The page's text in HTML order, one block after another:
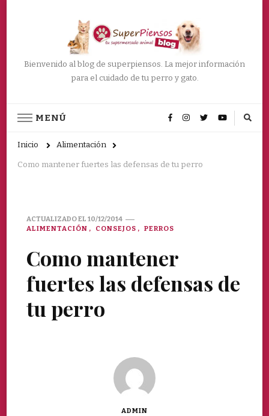
Bienvenido al blog de superpiensos. La mejor información
para el cuidado de tu perro y gato.
MENÚ
Inicio Alimentación
Como mantener fuertes las defensas de tu perro
ACTUALIZADO EL 10/12/2014
ALIMENTACIÓN
CONSEJOS PERROS
Como mantener
fuertes las defensas de
tu perro
ADMIN